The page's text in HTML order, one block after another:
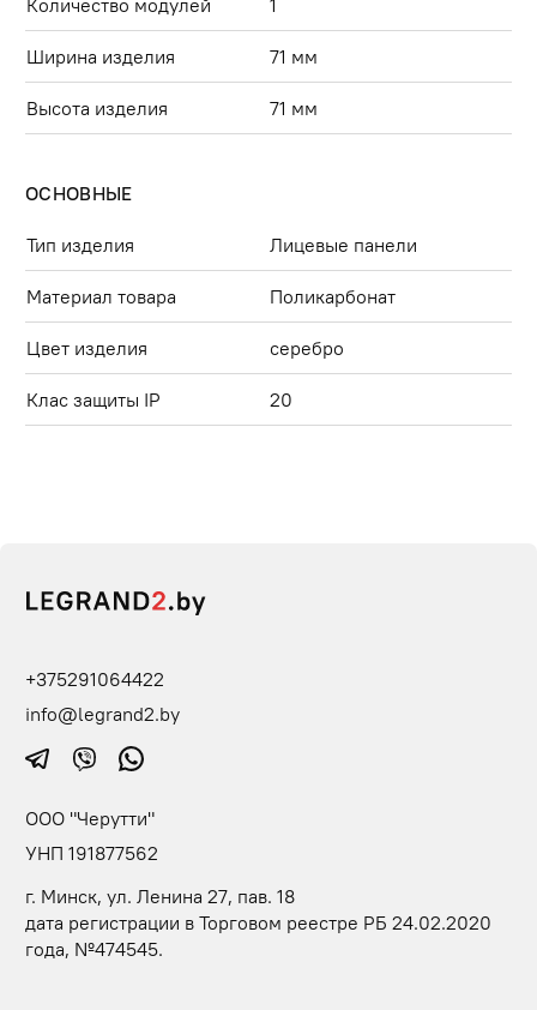
Ширина изделия 71 мм
Высота изделия 71 мм
ОСНОВНЫЕ
Тип изделия Лицевые панели
Материал товара Поликарбонат
Цвет изделия серебро
Клас защиты IP 20
+375291064422
info@legrand2.by
ООО "Черутти"
УНП 191877562
г. Минск, ул. Ленина 27, пав. 18
дата регистрации в Торговом реестре РБ 24.02.2020
года, №474545.